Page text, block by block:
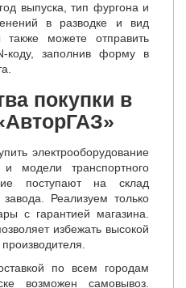
выпуска, тип фургона и
в разводке и вид
также можете отправить
коду, заполнив форму в
покупки в
электрооборудование
модели транспортного
поступают на склад
завода. Реализуем только
с гарантией магазина.
избежать высокой
по всем городам
возможен самовывоз.